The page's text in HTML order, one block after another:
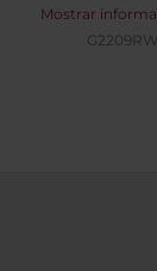
restaurantes
Mostrar